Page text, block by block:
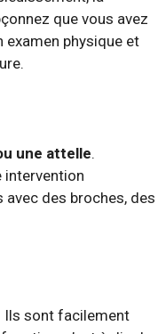
que vous avez
examen physique et
une attelle.
intervention
des broches, des
Ils sont facilement